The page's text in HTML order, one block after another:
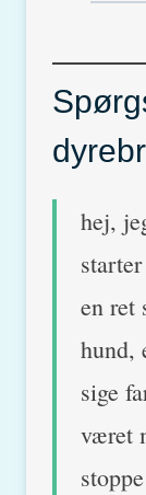
hej,
en ret
hund,
sige
været